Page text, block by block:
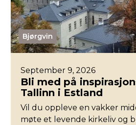
Bjørgvin
September 9, 2026
Bli med på
Tallinn i Estland
Vil du oppleve en vakker
møte et levende kirkeliv og